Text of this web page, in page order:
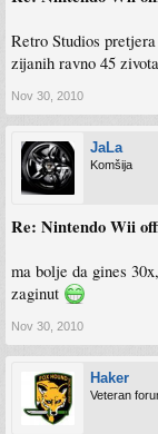
Retro Studios
zijanih ravno 45
Nov 30, 2010
JaLa
Komšija
Re: Nintendo Wii
ma bolje da gines
zaginut
Nov 30, 2010
Haker
Veteran